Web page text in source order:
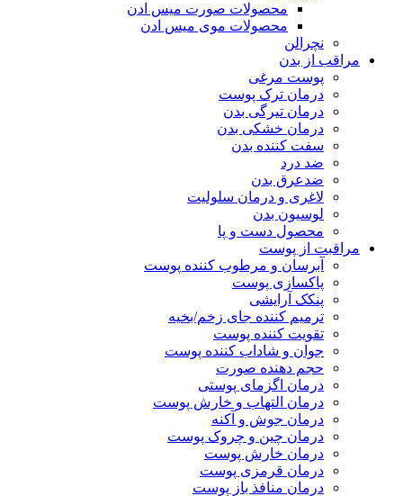
محصولات صورت میس ادن
محصولات موی میس ادن
نچرالن
مراقب از بدن
پوست مرغی
درمان ترک پوست
درمان تیرگی بدن
درمان خشکی بدن
سفت کننده بدن
ضد درد
ضدعرق بدن
لاغری و درمان سلولیت
لوسیون بدن
محصول دست و پا
مراقبت از پوست
آبرسان و مرطوب کننده پوست
پاکسازی پوست
پنکک آرایشی
ترمیم کننده جای زخم/بخیه
تقویت کننده پوست
جوان و شاداب کننده پوست
حجم دهنده صورت
درمان اگزمای پوستی
درمان التهاب و خارش پوست
درمان جوش و آکنه
درمان چین و چروک پوست
درمان خارش پوست
درمان قرمزی پوست
درمان منافذ باز پوست